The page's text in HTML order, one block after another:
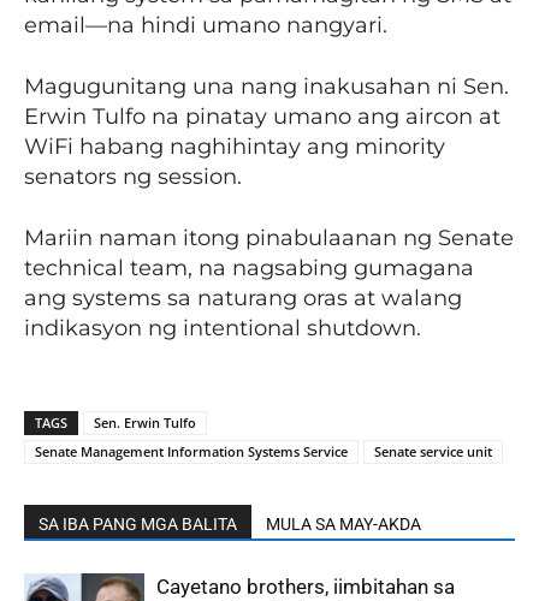
email—na hindi umano nangyari.
Magugunitang una nang inakusahan ni Sen.
Erwin Tulfo na pinatay umano ang aircon at
WiFi habang naghihintay ang minority
senators ng session.
Mariin naman itong pinabulaanan ng Senate
technical team, na nagsabing gumagana
ang systems sa naturang oras at walang
indikasyon ng intentional shutdown.
TAGS
Sen. Erwin Tulfo
Senate Management Information Systems Service
Senate service unit
SA IBA PANG MGA BALITA MULA SA MAY-AKDA
Cayetano brothers, iimbitahan sa